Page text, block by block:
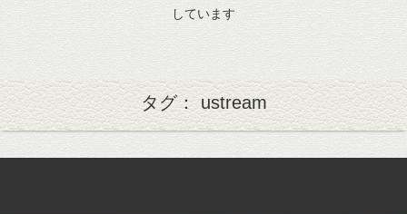
しています
タグ： ustream